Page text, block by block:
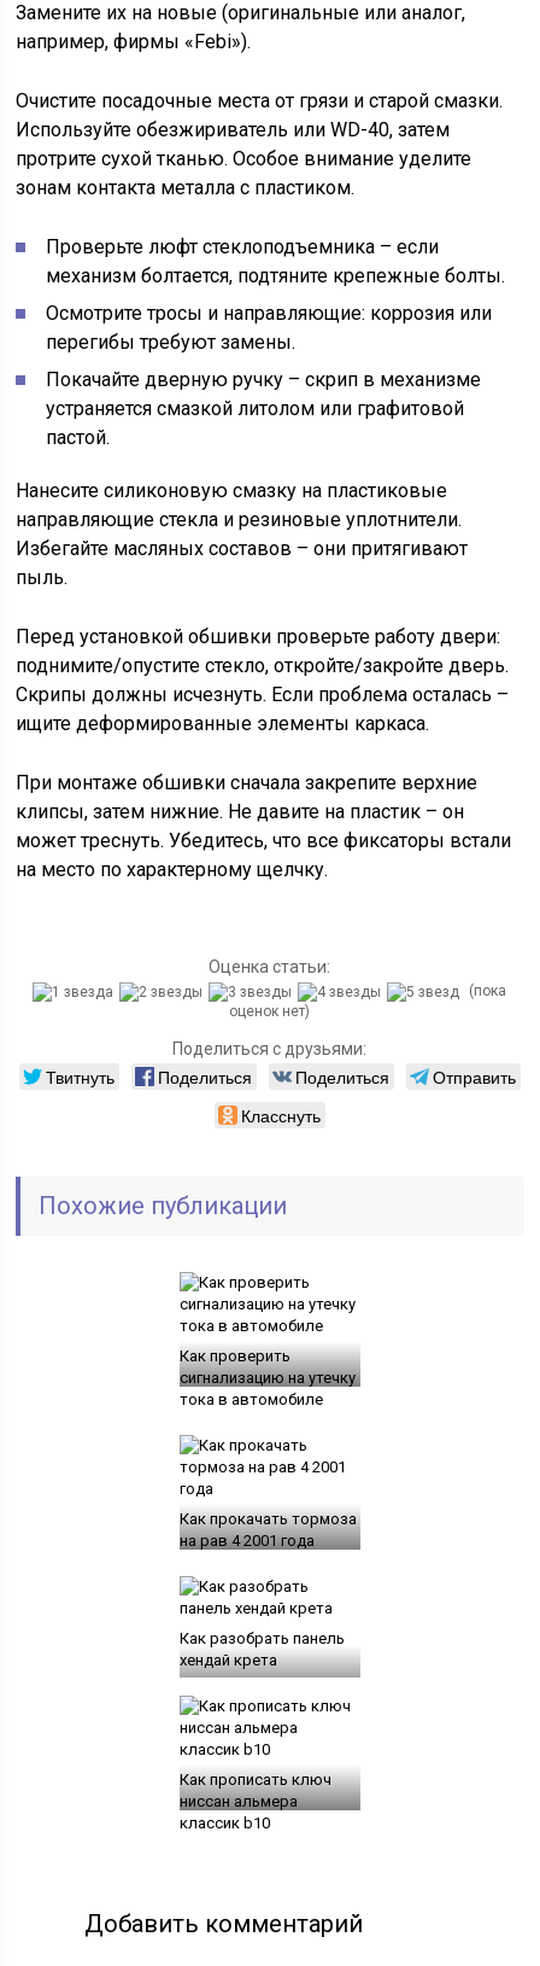
Замените их на новые (оригинальные или аналог,
например, фирмы «Febi»).
Очистите посадочные места от грязи и старой смазки.
Используйте обезжириватель или WD-40, затем
протрите сухой тканью. Особое внимание уделите
зонам контакта металла с пластиком.
Проверьте люфт стеклоподъемника – если
механизм болтается, подтяните крепежные болты.
Осмотрите тросы и направляющие: коррозия или
перегибы требуют замены.
Покачайте дверную ручку – скрип в механизме
устраняется смазкой литолом или графитовой
пастой.
Нанесите силиконовую смазку на пластиковые
направляющие стекла и резиновые уплотнители.
Избегайте масляных составов – они притягивают
пыль.
Перед установкой обшивки проверьте работу двери:
поднимите/опустите стекло, откройте/закройте дверь.
Скрипы должны исчезнуть. Если проблема осталась –
ищите деформированные элементы каркаса.
При монтаже обшивки сначала закрепите верхние
клипсы, затем нижние. Не давите на пластик – он
может треснуть. Убедитесь, что все фиксаторы встали
на место по характерному щелчку.
Оценка статьи:
(пока
оценок нет)
Поделиться с друзьями:
Твитнуть Поделиться Поделиться
Отправить
Класснуть
Похожие публикации
Как проверить
сигнализацию на утечку
тока в автомобиле
Как прокачать тормоза
на рав 4 2001 года
Как разобрать панель
хендай крета
Как прописать ключ
ниссан альмера
классик b10
Добавить комментарий